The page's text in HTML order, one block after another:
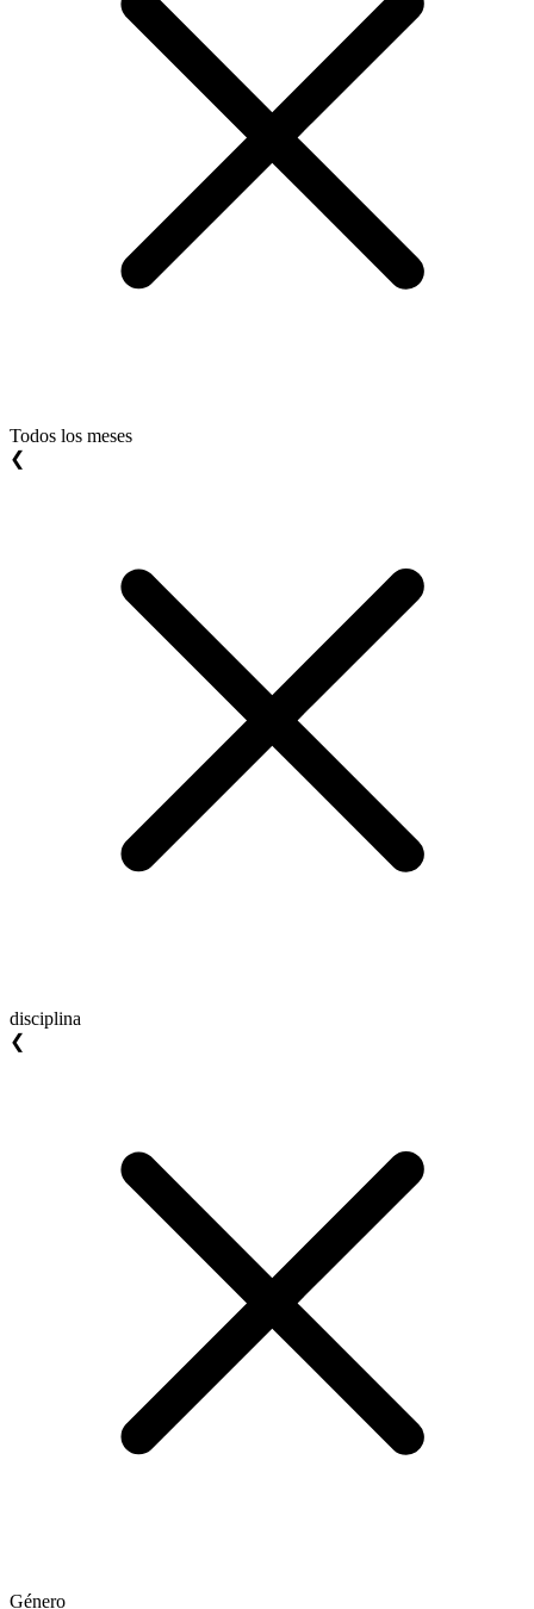
Todos los meses
❮
disciplina
❮
Género